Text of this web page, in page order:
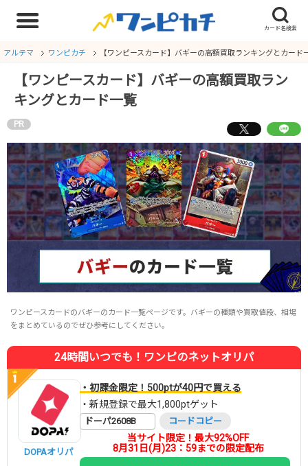
アルテマ ワンピカチ 【ワンピースカード】バギーの高額買取ランキングとカード
【ワンピースカード】バギーの高額買取ラン
キングとカード一覧
PR
ワンピースカードのバギーのカード一覧ページです。バギーの種類や買取値段、相場
をまとめているのでぜひ参考にしてください。
24時間いつでも！ワンピのネットオリパ
DOPAオリパ
・初課金限定！500ptが40円で買える
・新規登録で最大1,800ptゲット
ドーパ2608B コードコピー
当サイト限定！最大92%OFF
8月31日(月)23：59までの限定配布